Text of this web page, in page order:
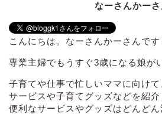
なーさんかーさ
こんにちは。なーさんかーさんです
専業主婦でもうすぐ3歳になる娘が
子育てや仕事で忙しいママに向け
サービスや子育てグッズなどを紹介
便利なサービスやグッズはどんど